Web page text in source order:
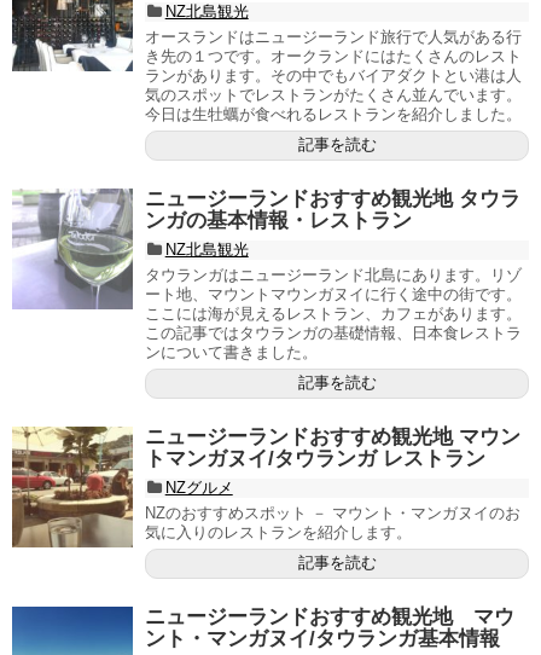
NZ北島観光
オースランドはニュージーランド旅行で人気がある行
き先の１つです。オークランドにはたくさんのレスト
ランがあります。その中でもバイアダクトとい港は人
気のスポットでレストランがたくさん並んでいます。
今日は生牡蠣が食べれるレストランを紹介しました。
記事を読む
ニュージーランドおすすめ観光地 タウラ
ンガの基本情報・レストラン
NZ北島観光
タウランガはニュージーランド北島にあります。リゾ
ート地、マウントマウンガヌイに行く途中の街です。
ここには海が見えるレストラン、カフェがあります。
この記事ではタウランガの基礎情報、日本食レストラ
ンについて書きました。
記事を読む
ニュージーランドおすすめ観光地 マウン
トマンガヌイ/タウランガ レストラン
NZグルメ
NZのおすすめスポット － マウント・マンガヌイのお
気に入りのレストランを紹介します。
記事を読む
ニュージーランドおすすめ観光地 マウ
ント・マンガヌイ/タウランガ基本情報